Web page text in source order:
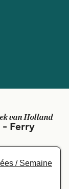
(DE)
van Holland
- Ferry
/ Semaine